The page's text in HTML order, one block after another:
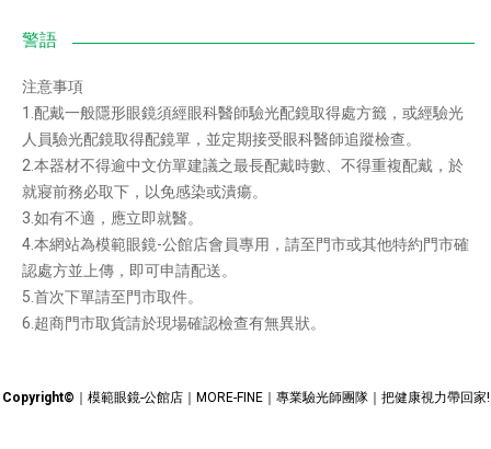
注意事項
1.配戴一般隱形眼鏡須經眼科醫師驗光配鏡取得處方籤，或經驗光
人員驗光配鏡取得配鏡單，並定期接受眼科醫師追蹤檢查。
2.本器材不得逾中文仿單建議之最長配戴時數、不得重複配戴，於
就寢前務必取下，以免感染或潰瘍。
3.如有不適，應立即就醫。
4.本網站為模範眼鏡-公館店會員專用，請至門市或其他特約門市確
認處方並上傳，即可申請配送。
5.首次下單請至門市取件。
6.超商門市取貨請於現場確認檢查有無異狀。
Copyright© ｜模範眼鏡-公館店｜MORE-FINE｜專業驗光師團隊｜把健康視力帶回家!